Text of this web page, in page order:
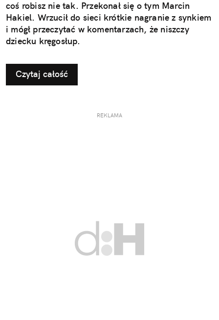
coś robisz nie tak. Przekonał się o tym Marcin
Hakiel. Wrzucił do sieci krótkie nagranie z synkiem
i mógł przeczytać w komentarzach, że niszczy
dziecku kręgosłup.
Czytaj całość
REKLAMA